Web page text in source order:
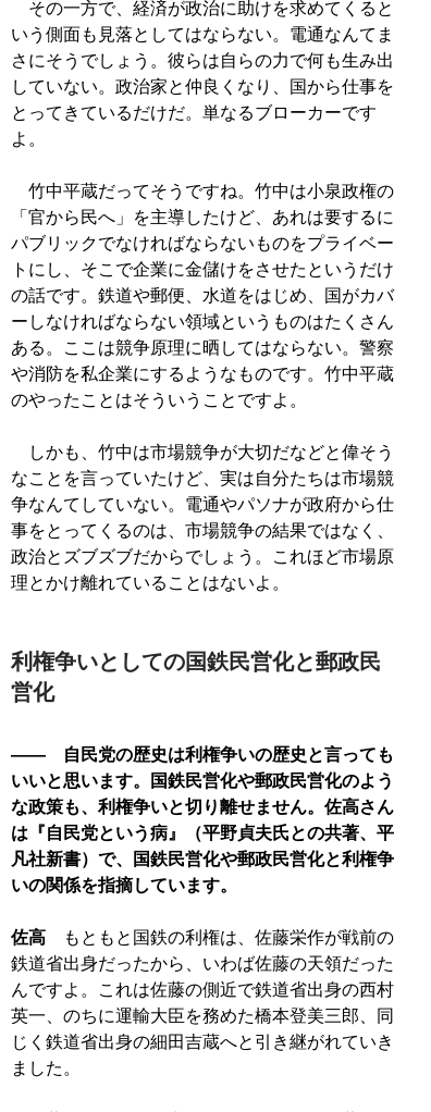
その一方で、経済が政治に助けを求めてくると
いう側面も見落としてはならない。電通なんてま
さにそうでしょう。彼らは自らの力で何も生み出
していない。政治家と仲良くなり、国から仕事を
とってきているだけだ。単なるブローカーです
よ。
竹中平蔵だってそうですね。竹中は小泉政権の
「官から民へ」を主導したけど、あれは要するに
パブリックでなければならないものをプライベー
トにし、そこで企業に金儲けをさせたというだけ
の話です。鉄道や郵便、水道をはじめ、国がカバ
ーしなければならない領域というものはたくさん
ある。ここは競争原理に晒してはならない。警察
や消防を私企業にするようなものです。竹中平蔵
のやったことはそういうことですよ。
しかも、竹中は市場競争が大切だなどと偉そう
なことを言っていたけど、実は自分たちは市場競
争なんてしていない。電通やパソナが政府から仕
事をとってくるのは、市場競争の結果ではなく、
政治とズブズブだからでしょう。これほど市場原
理とかけ離れていることはないよ。
利権争いとしての国鉄民営化と郵政民
営化
―― 自民党の歴史は利権争いの歴史と言っても
いいと思います。国鉄民営化や郵政民営化のよう
な政策も、利権争いと切り離せません。佐高さん
は『自民党という病』（平野貞夫氏との共著、平
凡社新書）で、国鉄民営化や郵政民営化と利権争
いの関係を指摘しています。
佐高 もともと国鉄の利権は、佐藤栄作が戦前の
鉄道省出身だったから、いわば佐藤の天領だった
んですよ。これは佐藤の側近で鉄道省出身の西村
英一、のちに運輸大臣を務めた橋本登美三郎、同
じく鉄道省出身の細田吉蔵へと引き継がれていき
ました。